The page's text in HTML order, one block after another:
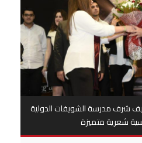
شرف مدرسة الشويفات الدولية
شعرية متميزة